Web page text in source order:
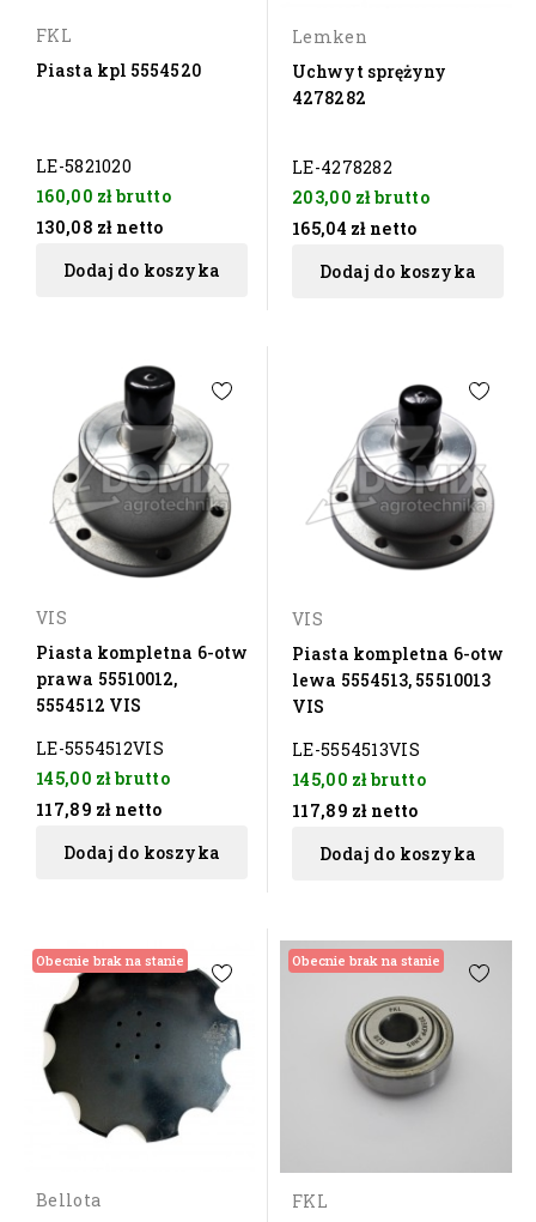
FKL
Piasta kpl 5554520
LE-5821020
160,00 złbrutto
130,08 zł netto
Dodaj do koszyka
Lemken
Uchwyt sprężyny
4278282
LE-4278282
203,00 złbrutto
165,04 zł netto
Dodaj do koszyka
VIS
Piasta kompletna 6-otw
prawa 55510012,
5554512 VIS
LE-5554512VIS
145,00 złbrutto
117,89 zł netto
Dodaj do koszyka
VIS
Piasta kompletna 6-otw
lewa 5554513, 55510013
VIS
LE-5554513VIS
145,00 złbrutto
117,89 zł netto
Dodaj do koszyka
Obecnie brak na stanie
Bellota
Obecnie brak na stanie
FKL